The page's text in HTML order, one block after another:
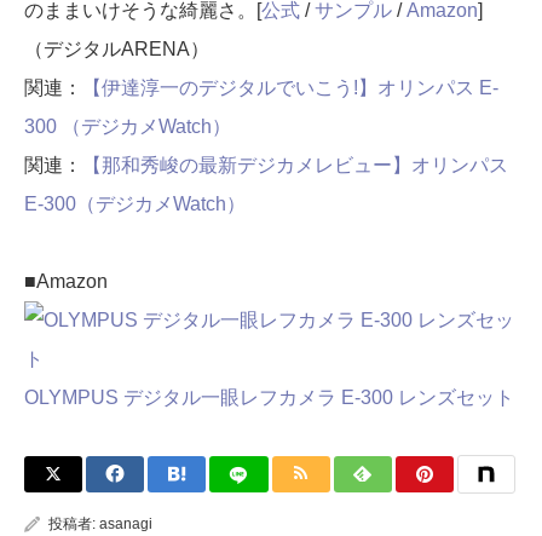
のままいけそうな綺麗さ。[公式 /サンプル /Amazon]
（デジタルARENA）
関連：
【伊達淳一のデジタルでいこう!】オリンパス E-
300 （デジカメWatch）
関連：
【那和秀峻の最新デジカメレビュー】オリンパス
E-300（デジカメWatch）
■Amazon
OLYMPUS デジタル一眼レフカメラ E-300 レンズセット
投稿者: asanagi